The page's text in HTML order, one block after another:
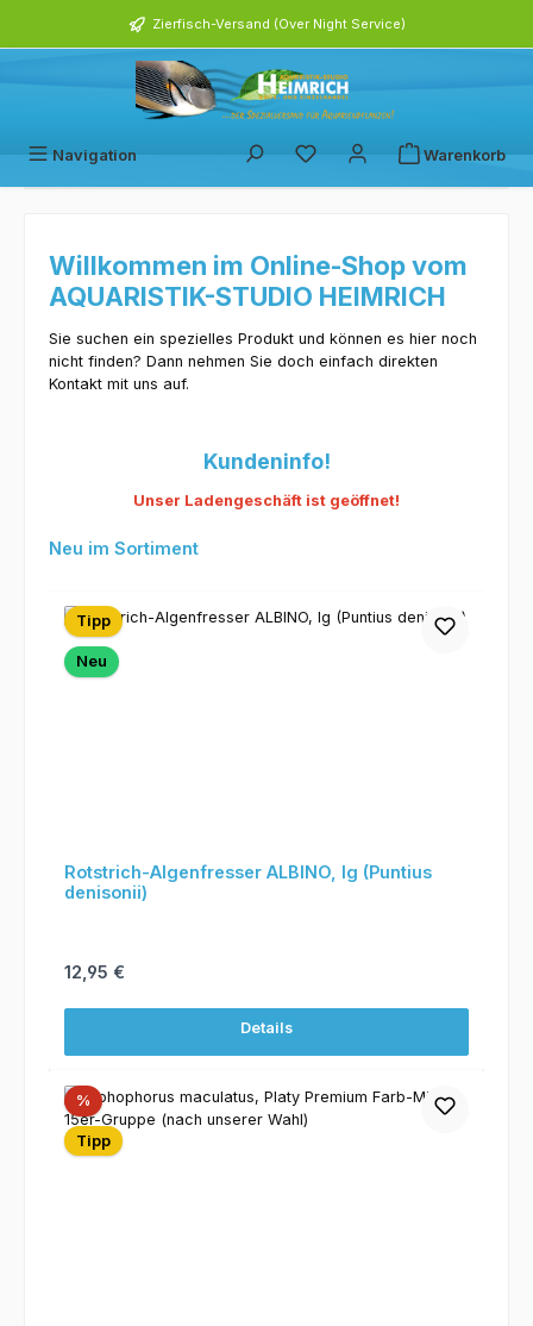
Zierfisch-Versand (Over Night Service)
Navigation Warenkorb
Willkommen im Online-Shop vom
AQUARISTIK-STUDIO HEIMRICH
Sie suchen ein spezielles Produkt und können es hier noch
nicht finden? Dann nehmen Sie doch einfach direkten
Kontakt mit uns auf.
Kundeninfo!
Unser Ladengeschäft ist geöffnet!
Produktgalerie überspringen
Neu im Sortiment
Tipp
Neu
Rotstrich-Algenfresser ALBINO, lg (Puntius
denisonii)
Regulärer Preis:
12,95 €
Details
%Rabatt
Tipp